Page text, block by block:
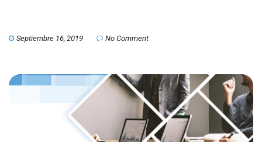
Septiembre 16, 2019 No Comment